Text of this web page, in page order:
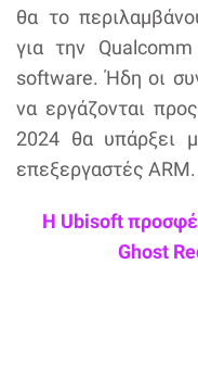
θα το
για την
software. Ήδη οι
να εργάζονται
2024 θα υπάρξει
επεξεργαστές ARM.
Η Ubisoft
Ghost